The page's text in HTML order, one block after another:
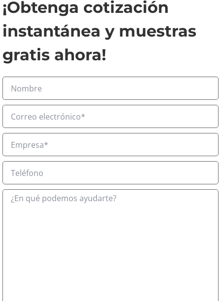
¡Obtenga cotización
instantánea y muestras
gratis ahora!